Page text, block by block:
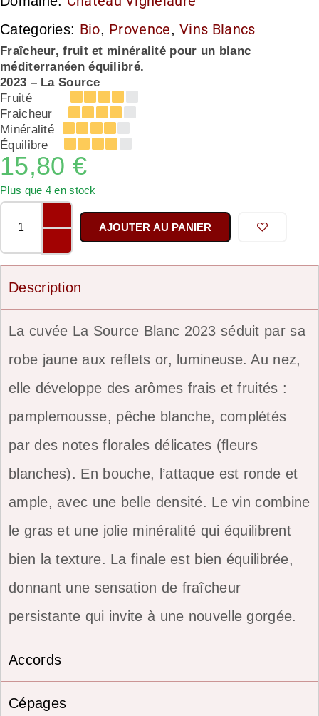
Categories: Bio, Provence,Vins Blancs
Fraîcheur, fruit et minéralité pour un blanc
méditerranéen équilibré.
2023 – La Source
Fruité
Fraicheur
Minéralité
Équilibre
15,80 €
Plus que 4 en stock
AJOUTER AU PANIER
Description
La cuvée La Source Blanc 2023 séduit par sa
robe jaune aux reflets or, lumineuse. Au nez,
elle développe des arômes frais et fruités :
pamplemousse, pêche blanche, complétés
par des notes florales délicates (fleurs
blanches). En bouche, l’attaque est ronde et
ample, avec une belle densité. Le vin combine
le gras et une jolie minéralité qui équilibrent
bien la texture. La finale est bien équilibrée,
donnant une sensation de fraîcheur
persistante qui invite à une nouvelle gorgée.
Accords
Cépages